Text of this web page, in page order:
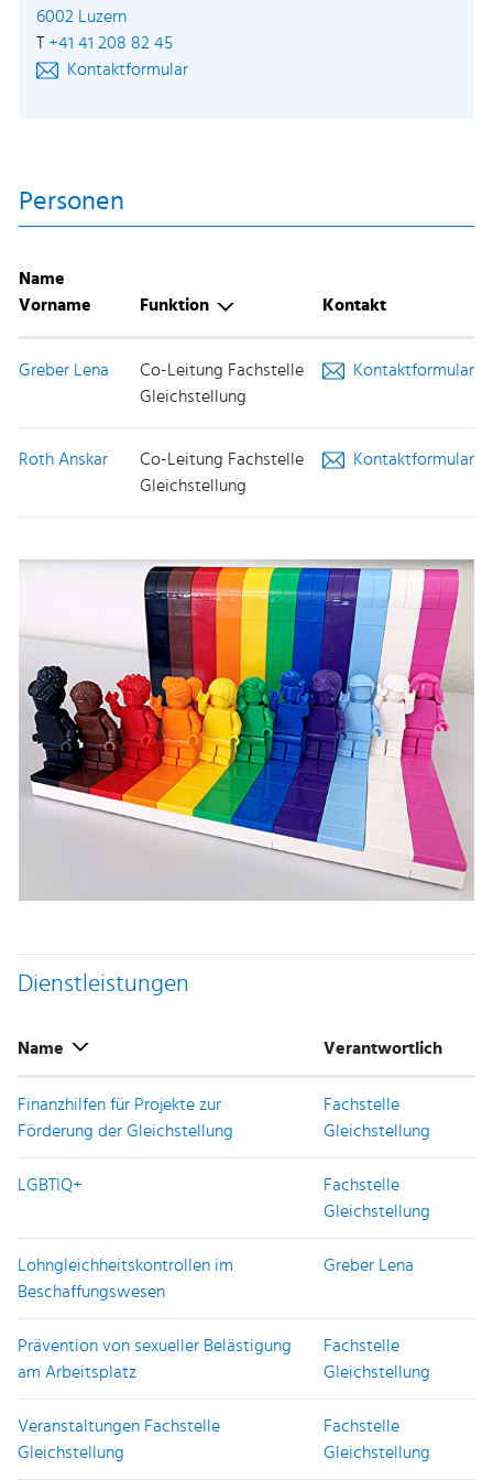
6002 LuzernExterner Link wird in einem neuen Fenster
T +41 41 208 82 45
Kontaktformular
Personen
Name
Vorname
Funktion Kontakt
Greber Lena
Co-Leitung Fachstelle
Gleichstellung
Kontaktformular
Roth Anskar
Co-Leitung Fachstelle
Gleichstellung
Kontaktformular
Dienstleistungen
Name Verantwortlich
Finanzhilfen für Projekte zur
Förderung der Gleichstellung
Fachstelle
Gleichstellung
LGBTIQ+
Fachstelle
Gleichstellung
Lohngleichheitskontrollen im
Beschaffungswesen
Greber Lena
Prävention von sexueller Belästigung
am Arbeitsplatz
Fachstelle
Gleichstellung
Veranstaltungen Fachstelle
Gleichstellung
Fachstelle
Gleichstellung